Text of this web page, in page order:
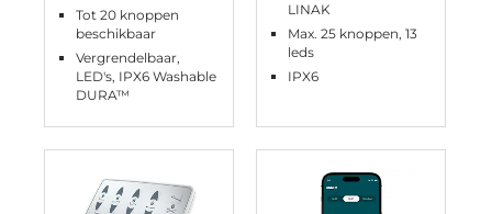
Tot 20 knoppen
beschikbaar
Vergrendelbaar,
LED's, IPX6 Washable
DURA™
LINAK
Max. 25 knoppen, 13
leds
IPX6